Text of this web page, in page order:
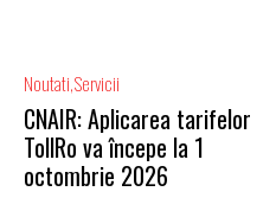
Noutati Servicii
CNAIR: Aplicarea tarifelor
TollRo va începe la 1
octombrie 2026